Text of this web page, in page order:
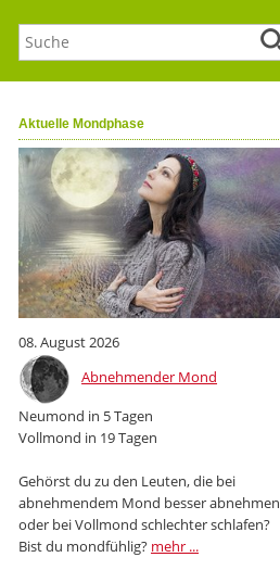
Aktuelle Mondphase
08. August 2026
Abnehmender Mond
Neumond in 5 Tagen
Vollmond in 19 Tagen
Gehörst du zu den Leuten, die bei
abnehmendem Mond besser abnehmen
oder bei Vollmond schlechter schlafen?
Bist du mondfühlig? mehr ...